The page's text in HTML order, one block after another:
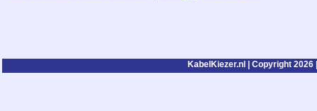
KabelKiezer.nl | Copyright 2026